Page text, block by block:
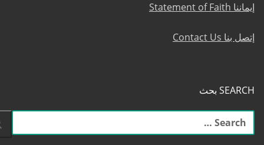
إيماننا Statement of Faith
إتصل بنا Contact Us
SEARCH بحث
البحث
عن: